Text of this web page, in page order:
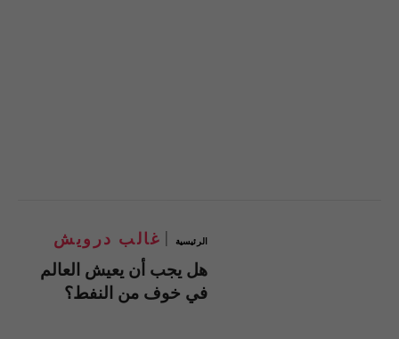
الرئيسية غالب درويش
هل يجب أن يعيش العالم
في خوف من النفط؟